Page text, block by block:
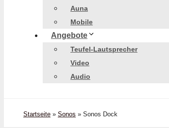
Auna
Mobile
Angebote
Teufel-Lautsprecher
Video
Audio
Startseite » Sonos » Sonos Dock